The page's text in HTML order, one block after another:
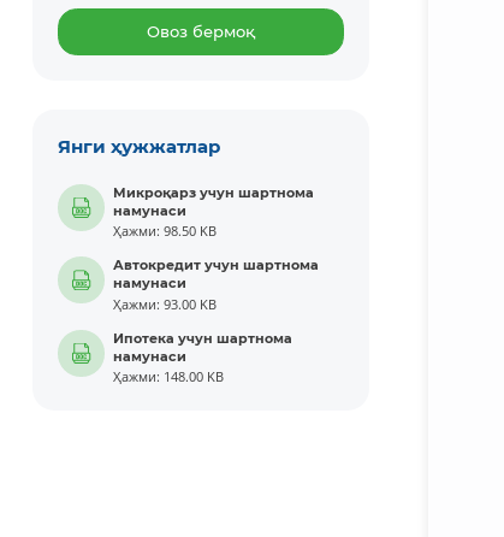
Овоз бермоқ
Янги ҳужжатлар
Микроқарз учун шартнома
намунаси
Ҳажми: 98.50 KB
Автокредит учун шартнома
намунаси
Ҳажми: 93.00 KB
Ипотека учун шартнома
намунаси
Ҳажми: 148.00 KB